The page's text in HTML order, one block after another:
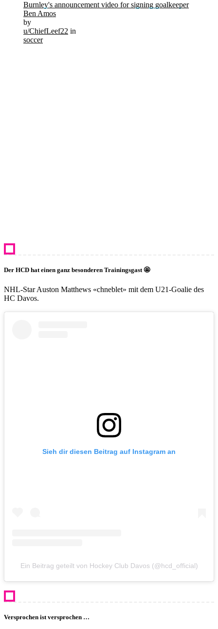
Burnley's announcement video for signing goalkeeper
Ben Amos
by
u/ChiefLeef22 in
soccer
Der HCD hat einen ganz besonderen Trainingsgast 🤩
NHL-Star Auston Matthews «chneblet» mit dem U21-Goalie des
HC Davos.
Sieh dir diesen Beitrag auf Instagram an
Ein Beitrag geteilt von Hockey Club Davos (@hcd_official)
Versprochen ist versprochen …